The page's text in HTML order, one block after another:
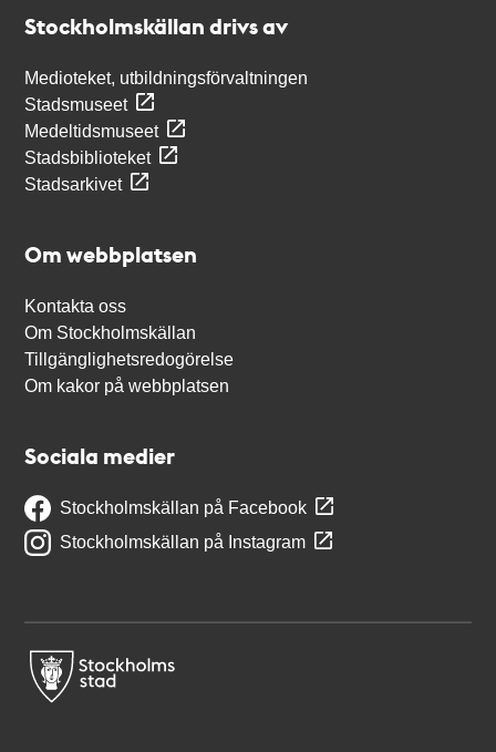
Stockholmskällan drivs av
Medioteket, utbildningsförvaltningen
Stadsmuseet
Medeltidsmuseet
Stadsbiblioteket
Stadsarkivet
Om webbplatsen
Kontakta oss
Om Stockholmskällan
Tillgänglighetsredogörelse
Om kakor på webbplatsen
Sociala medier
Stockholmskällan på Facebook
Stockholmskällan på Instagram